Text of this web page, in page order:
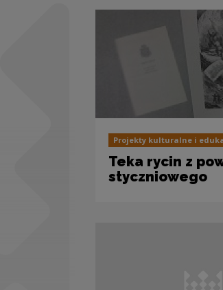
Projekty kulturalne i
Teka rycin z
styczniowego